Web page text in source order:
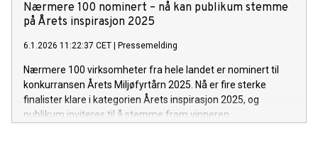
Nærmere 100 nominert – nå kan publikum stemme
på Årets inspirasjon 2025
6.1.2026 11:22:37 CET Pressemelding
Nærmere 100 virksomheter fra hele landet er nominert til
konkurransen Årets Miljøfyrtårn 2025. Nå er fire sterke
finalister klare i kategorien Årets inspirasjon 2025, og
publikum inviteres til å stemme fram vinneren.